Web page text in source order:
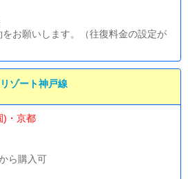
お願いします。（往復料金の設定が
ゾート神戸線
)・京都
ら購入可